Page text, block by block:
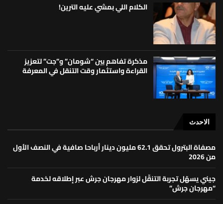
الكلام اللي بمشي عليه الترين!
مذكرة تفاهم بين “شومان” و”جت” لتعزيز
القراءة واستثمار وقت التنقل في المعرفة
الاحدث
مصفاة البترول تحقق 62.1 مليون دينار أرباحا صافية في النصف الأول
من 2026
جيني يسهّل تجربة التنقّل لزوار مهرجان جرش عبر إطلاقه لخدمة
“مهرجان جرش”